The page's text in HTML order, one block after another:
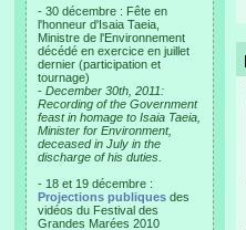
- 30 décembre : Fête en
l'honneur d'Isaia Taeia,
Ministre de l'Environnement
décédé en exercice en juillet
dernier (participation et
tournage)
- December 30th, 2011:
Recording of the Government
feast in homage to Isaia Taeia,
Minister for Environment,
deceased in July in the
discharge of his duties.
- 18 et 19 décembre :
Projections publiques des
vidéos du Festival des
Grandes Marées 2010